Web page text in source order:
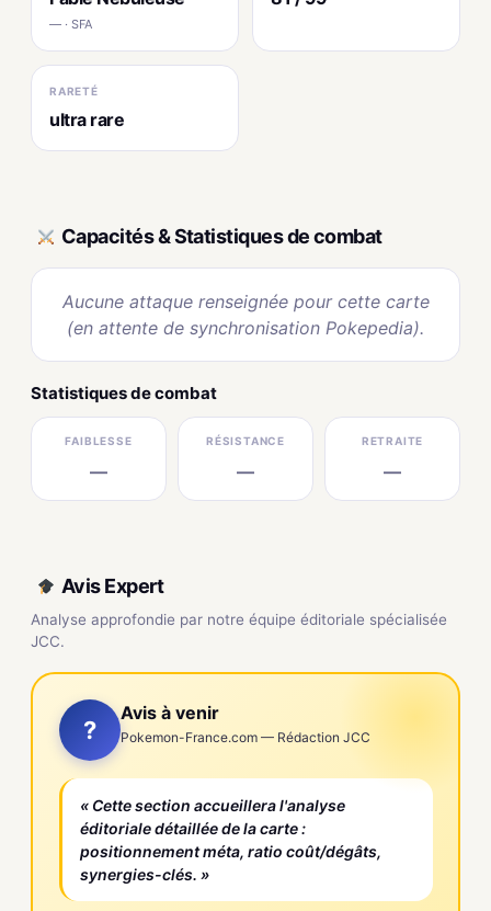
— · SFA
RARETÉ
ultra rare
Capacités & Statistiques de combat
Aucune attaque renseignée pour cette carte
(en attente de synchronisation Pokepedia).
Statistiques de combat
FAIBLESSE
—
RÉSISTANCE
—
RETRAITE
—
Avis Expert
Analyse approfondie par notre équipe éditoriale spécialisée
JCC.
?
Avis à venir
Pokemon-France.com — Rédaction JCC
« Cette section accueillera l'analyse
éditoriale détaillée de la carte :
positionnement méta, ratio coût/dégâts,
synergies-clés. »